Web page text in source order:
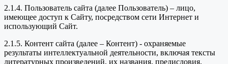
2.1.4. Пользователь сайта (далее Пользователь) – лицо,
имеющее доступ к Сайту, посредством сети Интернет и
использующий Сайт.
2.1.5. Контент сайта (далее – Контент) - охраняемые
результаты интеллектуальной деятельности, включая тексты
литературных произведений, их названия, предисловия,